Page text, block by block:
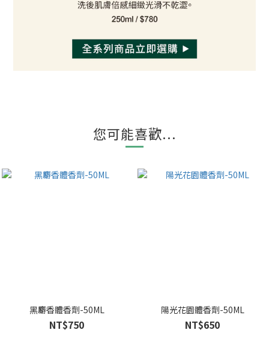
您可能喜歡...
黑麝香體香劑-50ML
NT$750
陽光花園體香劑-50ML
NT$650